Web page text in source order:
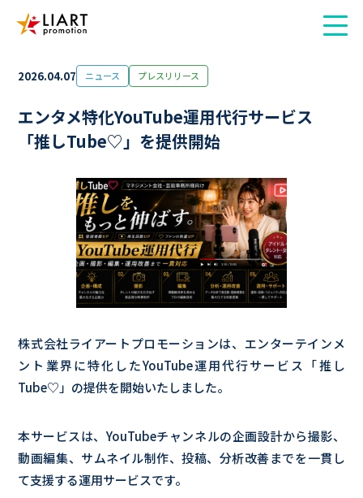
2026.04.07 ニュース プレスリリース
エンタメ特化YouTube運用代行サービス
「推しTube♡」を提供開始
株式会社ライアートプロモーションは、エンターテインメ
ント業界に特化したYouTube運用代行サービス「推し
Tube♡」の提供を開始いたしました。
本サービスは、YouTubeチャンネルの企画設計から撮影、
動画編集、サムネイル制作、投稿、分析改善までを一貫し
て支援する運用サービスです。